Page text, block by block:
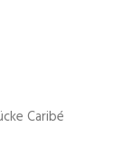
Caribé